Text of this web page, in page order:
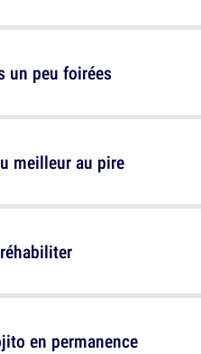
un peu foirées
meilleur au pire
en permanence